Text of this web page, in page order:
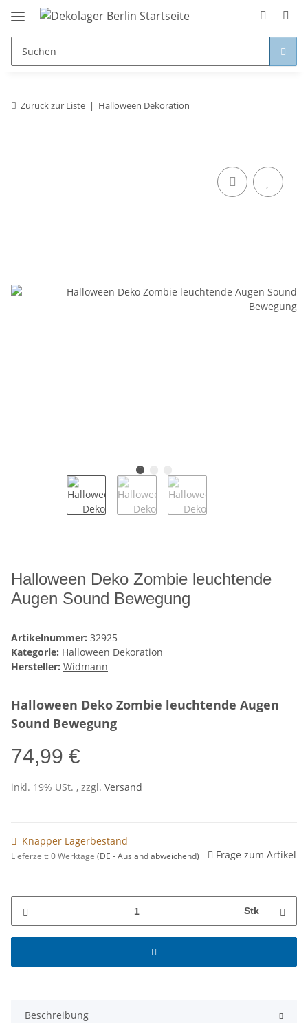
Zurück zur Liste Halloween Dekoration
Halloween Deko Zombie leuchtende
Augen Sound Bewegung
Artikelnummer: 32925
Kategorie: Halloween Dekoration
Hersteller: Widmann
Halloween Deko Zombie leuchtende Augen
Sound Bewegung
74,99 €
inkl. 19% USt. , zzgl. Versand
Knapper Lagerbestand
Lieferzeit:0 Werktage (DE - Ausland abweichend) Frage zum Artikel
Stk
Beschreibung